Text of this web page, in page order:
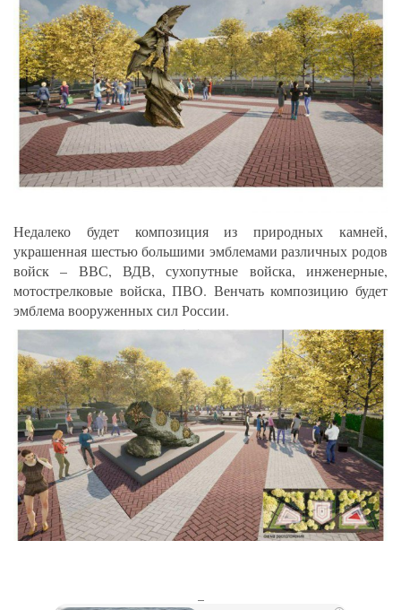
Недалеко будет композиция из природных камней,
украшенная шестью большими эмблемами различных родов
войск – ВВС, ВДВ, сухопутные войска, инженерные,
мотострелковые войска, ПВО. Венчать композицию будет
эмблема вооруженных сил России.